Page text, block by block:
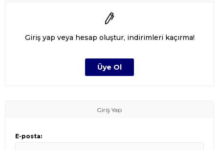
Giriş yap veya hesap oluştur, indirimleri kaçırma!
Giriş Yap
E-posta: